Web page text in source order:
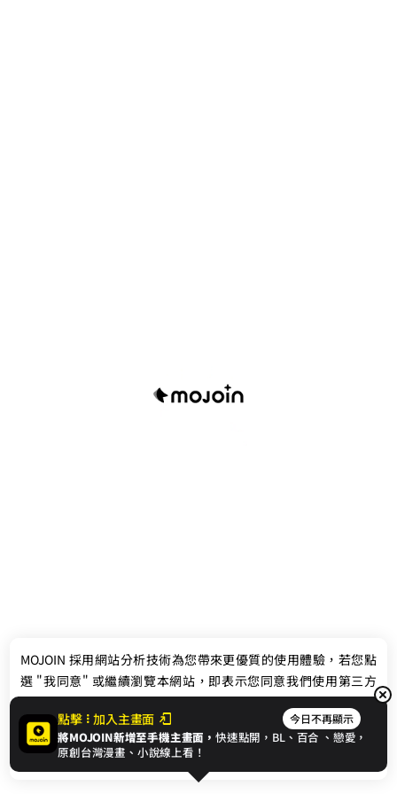
聯絡我們
© 2024 gamania Digital Entertainment Co., Ltd.
點擊 加入主畫面 今日不再顯示
將MOJOIN新增至手機主畫面，快速點開，BL、 百合 、戀愛，
原創台灣漫畫、小說線上看！
MOJOIN 採用網站分析技術為您帶來更優質的使用體驗，若您點
選 "我同意" 或繼續瀏覽本網站，即表示您同意我們使用第三方
Cookie，欲瞭解更多資訊請見隱私權政策。
我同意